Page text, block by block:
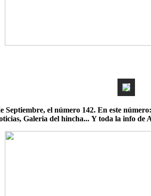
el número 142. En este
Galeria del hincha... Y toda la info de